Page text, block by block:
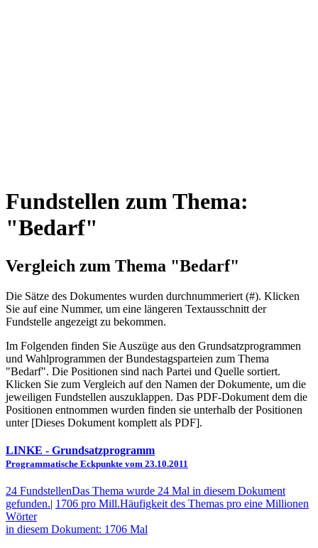
Fundstellen zum Thema:
"Bedarf"
Vergleich zum Thema "Bedarf"
Die Sätze des Dokum­entes wurden durch­nummeriert (#). Klicken
Sie auf eine Nummer, um eine längeren Textausschnitt der
Fundstelle angezeigt zu bekommen.
Im Folgenden finden Sie Auszüge aus den Grundsatz­program­men
und Wahl­program­men der Bundes­tags­parteien zum Thema
"Bedarf". Die Posi­tionen sind nach Partei und Quelle sortiert.
Klicken Sie zum Vergleich auf den Namen der Dokumente, um die
jeweiligen Fundstellen aus­zu­klappen. Das PDF-Dokument dem die
Posi­tionen entnommen wurden finden sie unterhalb der Positionen
unter [Dieses Dokument komplett als PDF].
LINKE - Grundsatzprogramm
Programmatische Eckpunkte vom 23.10.2011
24 FundstellenDas Thema wurde 24 Mal in diesem Dokument
gefunden.| 1706 pro Mill.Häufigkeit des Themas pro eine Millionen
Wörter
in diesem Dokument: 1706 Mal